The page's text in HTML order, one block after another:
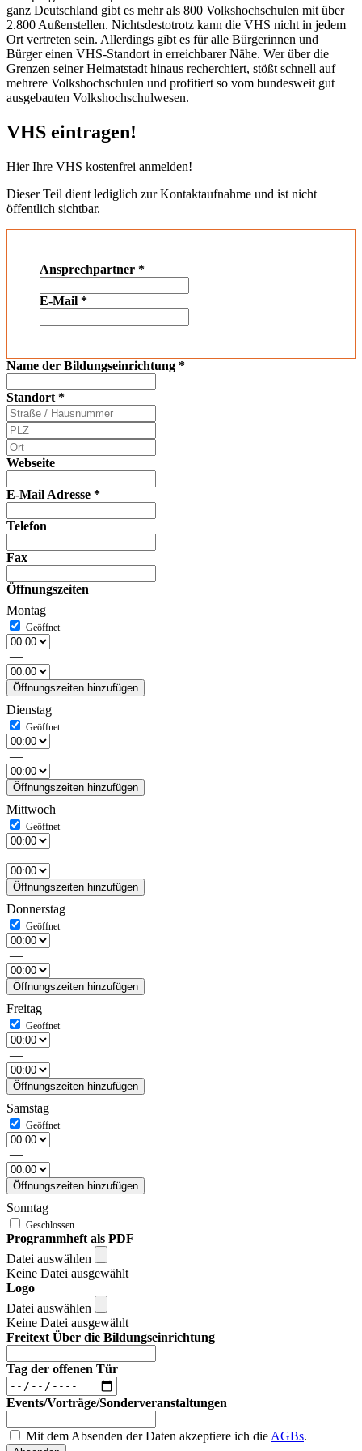
ganz Deutschland gibt es mehr als 800 Volkshochschulen mit über
2.800 Außenstellen. Nichtsdestotrotz kann die VHS nicht in jedem
Ort vertreten sein. Allerdings gibt es für alle Bürgerinnen und
Bürger einen VHS-Standort in erreichbarer Nähe. Wer über die
Grenzen seiner Heimatstadt hinaus recherchiert, stößt schnell auf
mehrere Volkshochschulen und profitiert so vom bundesweit gut
ausgebauten Volkshochschulwesen.
VHS eintragen!
Hier Ihre VHS kostenfrei anmelden!
Dieser Teil dient lediglich zur Kontaktaufnahme und ist nicht
öffentlich sichtbar.
Ansprechpartner *
E-Mail *
Name der Bildungseinrichtung *
Standort *
Webseite
E-Mail Adresse *
Telefon
Fax
Öffnungszeiten
Montag
—
Öffnungszeiten hinzufügen
Dienstag
—
Öffnungszeiten hinzufügen
Mittwoch
—
Öffnungszeiten hinzufügen
Donnerstag
—
Öffnungszeiten hinzufügen
Freitag
—
Öffnungszeiten hinzufügen
Samstag
—
Öffnungszeiten hinzufügen
Sonntag
Programmheft als PDF
Datei auswählen
Keine Datei ausgewählt
Logo
Datei auswählen
Keine Datei ausgewählt
Freitext Über die Bildungseinrichtung
Tag der offenen Tür
Events/Vorträge/Sonderveranstaltungen
Mit dem Absenden der Daten akzeptiere ich die AGBs.